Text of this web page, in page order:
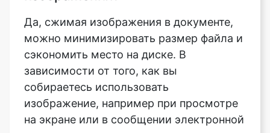
сэкономить место на диске. В
зависимости от того, как вы
собираетесь использовать
изображение, например при просмотре
на экране или в сообщении электронной
почты, варианты сжатия минимизируют
размер файла и размеры изображения.